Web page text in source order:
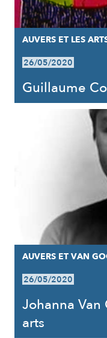
AUVERS ET LES
26/05/2020
Guillaume
AUVERS ET VAN
26/05/2020
Johanna
arts